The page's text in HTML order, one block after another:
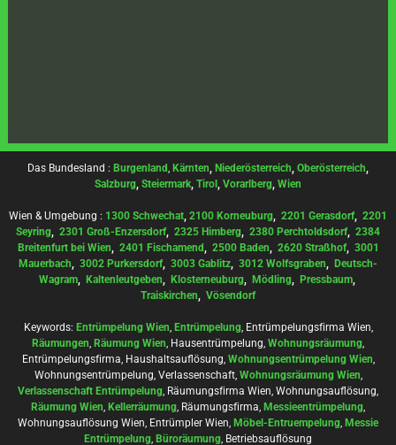
Das Bundesland : Burgenland, Kärnten, Niederösterreich, Oberösterreich,
Salzburg, Steiermark, Tirol , Vorarlberg, Wien
Wien & Umgebung : 1300 Schwechat, 2100 Korneuburg, 2201 Gerasdorf, 2201
Seyring, 2301 Groß-Enzersdorf, 2325 Himberg, 2380 Perchtoldsdorf, 2384
Breitenfurt bei Wien, 2401 Fischamend, 2500 Baden, 2620 Straßhof, 3001
Mauerbach, 3002 Purkersdorf, 3003 Gablitz, 3012 Wolfsgraben, Deutsch-
Wagram, Kaltenleutgeben, Klosterneuburg, Mödling, Pressbaum,
Traiskirchen, Vösendorf
Keywords: Entrümpelung Wien, Entrümpelung, Entrümpelungsfirma Wien,
Räumungen, Räumung Wien, Hausentrümpelung, Wohnungsräumung,
Entrümpelungsfirma, Haushaltsauflösung, Wohnungsentrümpelung Wien,
Wohnungsentrümpelung, Verlassenschaft, Wohnungsräumung Wien,
Verlassenschaft Entrümpelung, Räumungsfirma Wien, Wohnungsauflösung,
Räumung Wien, Kellerräumung, Räumungsfirma, Messieentrümpelung,
Wohnungsauflösung Wien, Entrümpler Wien, Möbel-Entruempelung, Messie
Entrümpelung, Büroräumung, Betriebsauflösung